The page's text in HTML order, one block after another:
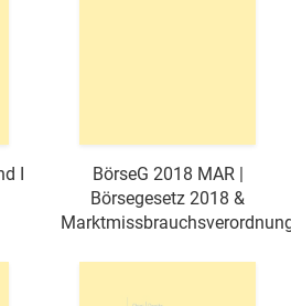
I
BörseG 2018 MAR |
Börsegesetz 2018 &